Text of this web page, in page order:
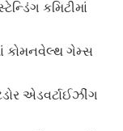
કમિટીમાં
કોમનવેલ્થ ગેમ્સ
એડવર્ટાઈઝીંગ